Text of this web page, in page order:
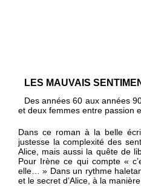
LES MAUVAIS
Des années 60 aux années
et deux femmes entre passion
Dans ce roman à la belle
justesse la complexité des
Alice, mais aussi la quête de
Pour Irène ce qui compte «
elle… » Dans un rythme
et le secret d’Alice, à la